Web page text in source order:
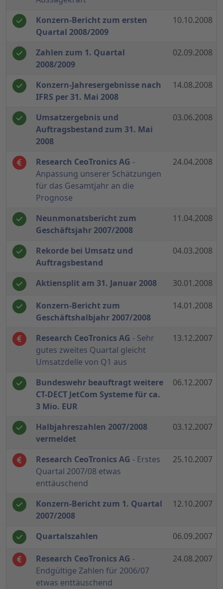
Konzern-Bericht zum ersten
Quartal 2008/2009
10.10.2008
Zahlen zum 1. Quartal
2008/2009
02.09.2008
Konzern-Jahresergebnisse nach
IFRS per 31. Mai 2008
14.08.2008
Umsatzergebnis und
Auftragsbestand zum 31. Mai
2008
03.06.2008
Research CeoTronics AG -
Anpassung unserer Schätzungen
für das Gesamtjahr an die
Prognose
24.04.2008
Neunmonatsbericht zum
Geschäftsjahr 2007/2008
11.04.2008
Rekorde bei Umsatz und
Auftragsbestand
04.03.2008
Aktiensplit am 31. Januar 2008 30.01.2008
Konzern-Bericht zum
Geschäftshalbjahr 2007/2008
14.01.2008
Research CeoTronics AG - Sehr
gutes zweites Quartal gleicht
Umsatzdelle von Q1 aus
13.12.2007
Bundeswehr beauftragt weitere
CT-DECT JetCom Systeme für ca.
3 Mio. EUR
06.12.2007
Halbjahreszahlen 2007/2008
vermeldet
03.12.2007
Research CeoTronics AG - Erstes
Quartal 2007/08 etwas
enttäuschend
25.10.2007
Konzern-Bericht zum 1. Quartal
2007/2008
12.10.2007
Quartalszahlen 06.09.2007
Research CeoTronics AG -
Endgültige Zahlen für 2006/07
etwas enttäuschend
24.08.2007